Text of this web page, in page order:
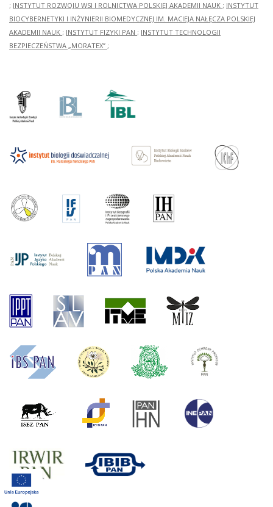
; INSTYTUT ROZWOJU WSI I ROLNICTWA POLSKIEJ AKADEMII NAUK ; INSTYTUT
BIOCYBERNETYKI I INŻYNIERII BIOMEDYCZNEJ IM. MACIEJA NAŁĘCZA POLSKIEJ
AKADEMII NAUK ; INSTYTUT FIZYKI PAN ; INSTYTUT TECHNOLOGII
BEZPIECZEŃSTWA „MORATEX” ;